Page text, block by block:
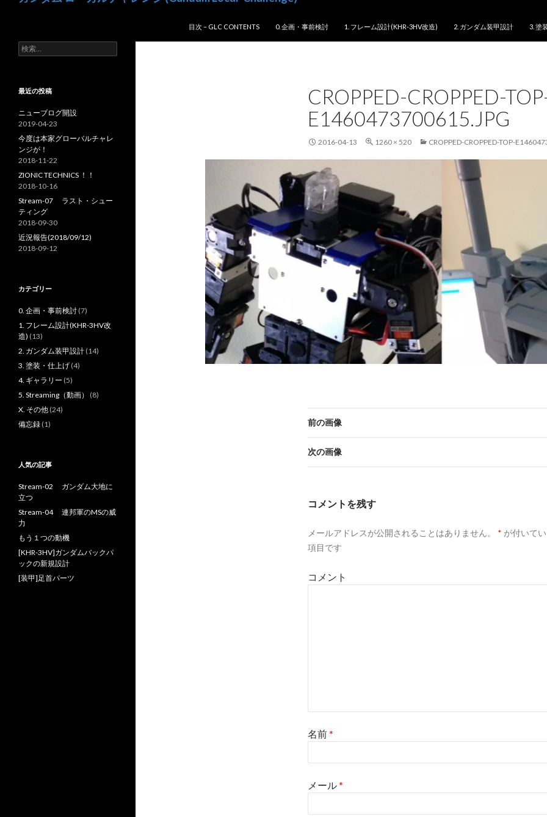
目次 – GLC CONTENTS
0. 企画・事前検討 1. フレーム設計(KHR-3HV改造) 2. ガンダム装甲設計 3. 塗
CROPPED-CROPPED-
E1460473700615.JPG
2016-04-13 1260 × 520 CROPPED-CROPPED-TOP-
前の画像
次の画像
コメントを残す
メールアドレスが公開されることはありません。 * が付いて
項目です
コメント
名前*
メール*
検
索:
最近の投稿
ニューブログ開設
2019-04-23
今度は本家グローバルチャレ
ンジが！
2018-11-22
ZIONIC TECHNICS ！！
2018-10-16
Stream-07 ラスト・シュー
ティング
2018-09-30
近況報告(2018/09/12)
2018-09-12
カテゴリー
0. 企画・事前検討 (7)
1. フレーム設計(KHR-3HV改
造) (13)
2. ガンダム装甲設計 (14)
3. 塗装・仕上げ (4)
4. ギャラリー (5)
5. Streaming（動画）
(8)
X. その他 (24)
備忘録 (1)
人気の記事
Stream-02 ガンダム大地に
立つ
Stream-04 連邦軍のMSの威
力
もう１つの動機
[KHR-3HV]ガンダムバックパ
ックの新規設計
[装甲]足首パーツ